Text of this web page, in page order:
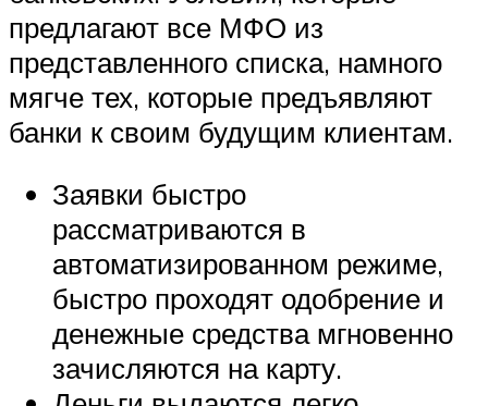
предлагают все МФО из
представленного списка, намного
мягче тех, которые предъявляют
банки к своим будущим клиентам.
Заявки быстро
рассматриваются в
автоматизированном режиме,
быстро проходят одобрение и
денежные средства мгновенно
зачисляются на карту.